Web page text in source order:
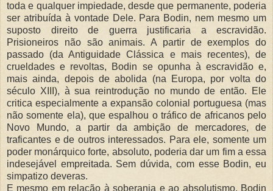
toda e qualquer impiedade, desde que permanente, poderia
ser atribuída à vontade Dele. Para Bodin, nem mesmo um
suposto direito de guerra justificaria a escravidão.
Prisioneiros não são animais. A partir de exemplos do
passado (da Antiguidade Clássica e mais recentes), de
crueldades e revoltas, Bodin se opunha à escravidão e,
mais ainda, depois de abolida (na Europa, por volta do
século XIII), à sua reintrodução no mundo de então. Ele
critica especialmente a expansão colonial portuguesa (mas
não somente ela), que espalhou o tráfico de africanos pelo
Novo Mundo, a partir da ambição de mercadores, de
traficantes e de outros interessados. Para ele, somente um
poder monárquico forte, absoluto, poderia dar um fim a essa
indesejável empreitada. Sem dúvida, com esse Bodin, eu
simpatizo deveras.
E mesmo em relação à soberania e ao absolutismo, Bodin